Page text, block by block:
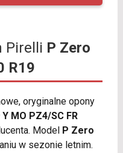
Pirelli P Zero
R19
oryginalne opony
MO PZ4/SC FR
Model P Zero
w sezonie letnim.